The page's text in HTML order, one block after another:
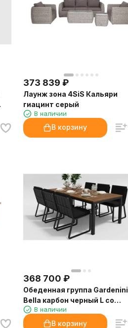
373 839 ₽
Лаунж зона 4SiS Кальяри
гиацинт серый
В наличии
В корзину
368 700 ₽
Обеденная группа Gardenini
Bella карбон черный L со
стульями Voglie
В наличии
В корзину